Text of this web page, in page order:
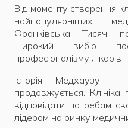
Від моменту створення
найпопулярніших
Франківська. Тисячі
широкий вибір
професіоналізму
Історія Медхаузу –
продовжується. Клініка
відповідати потребам
лідером на ринку